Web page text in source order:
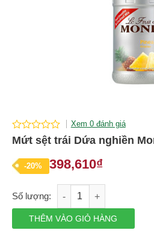
0
of
5
Xem 0 đánh giá
Mứt sệt trái Dứa nghiền
-20%
Giá
là:
503,100₫.
398,610₫Giá
là:
Mứt sệt trái Dứa nghiền Monin
THÊM VÀO GIỎ HÀNG